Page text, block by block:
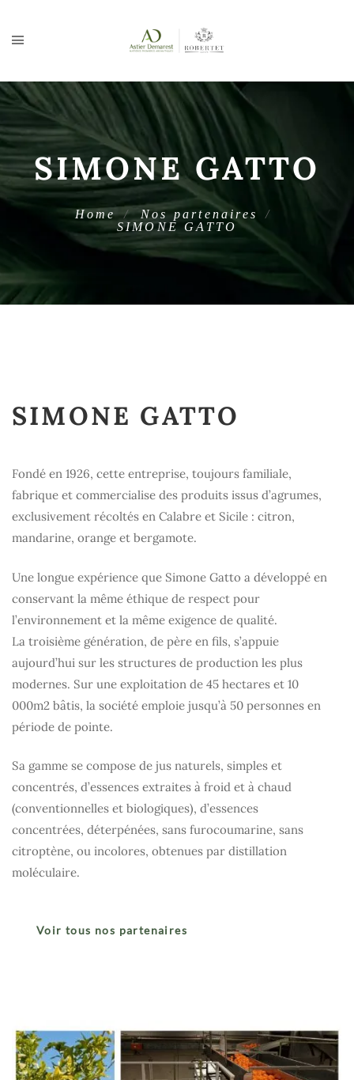
SIMONE GATTO
Home
Nos partenaires
SIMONE GATTO
SIMONE GATTO
Fondé en 1926, cette entreprise, toujours familiale,
fabrique et commercialise des produits issus d’agrumes,
exclusivement récoltés en Calabre et Sicile : citron,
mandarine, orange et bergamote.
Une longue expérience que Simone Gatto a développé en
conservant la même éthique de respect pour
l’environnement et la même exigence de qualité.
La troisième génération, de père en fils, s’appuie
aujourd’hui sur les structures de production les plus
modernes. Sur une exploitation de 45 hectares et 10
000m2 bâtis, la société emploie jusqu’à 50 personnes en
période de pointe.
Sa gamme se compose de jus naturels, simples et
concentrés, d’essences extraites à froid et à chaud
(conventionnelles et biologiques), d’essences
concentrées, déterpénées, sans furocoumarine, sans
citroptène, ou incolores, obtenues par distillation
moléculaire.
Voir tous nos partenaires